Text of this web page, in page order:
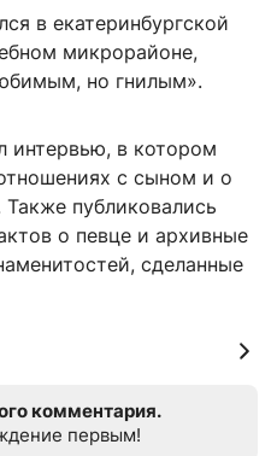
в екатеринбургской
микрорайоне,
но гнилым».
интервью, в котором
с сыном и о
публиковались
о певце и архивные
сделанные
комментария.
первым!